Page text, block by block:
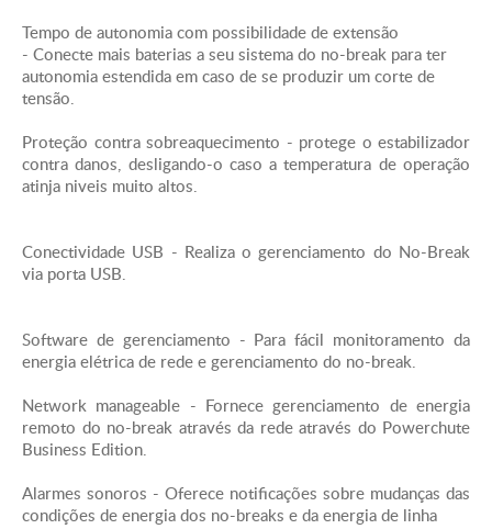
Tensão nominal de entrada - 220V
Tipo de Conexão de Entrada - NBR 14136
Intervalo de tensão de entrada ajustável para as
Número de Cabos de Alimentação - 1
Eficiência em carga total - 92.0 %
Corrente Máxima de Entrada - 19.0A
Baterias & Tempo de operação
Tempo de autonomia com possibilidade de extensão
- Conecte mais baterias a seu sistema do no-break para ter
autonomia estendida em caso de se produzir um corte de
tensão.
Proteção contra sobreaquecimento - protege o estabilizador
contra danos, desligando-o caso a temperatura de operação
atinja niveis muito altos.
Conectividade USB - Realiza o gerenciamento do No-Break
via porta USB.
Software de gerenciamento - Para fácil monitoramento da
energia elétrica de rede e gerenciamento do no-break.
Network manageable - Fornece gerenciamento de energia
remoto do no-break através da rede através do Powerchute
Business Edition.
Alarmes sonoros - Oferece notificações sobre mudanças das
condições de energia dos no-breaks e da energia de linha